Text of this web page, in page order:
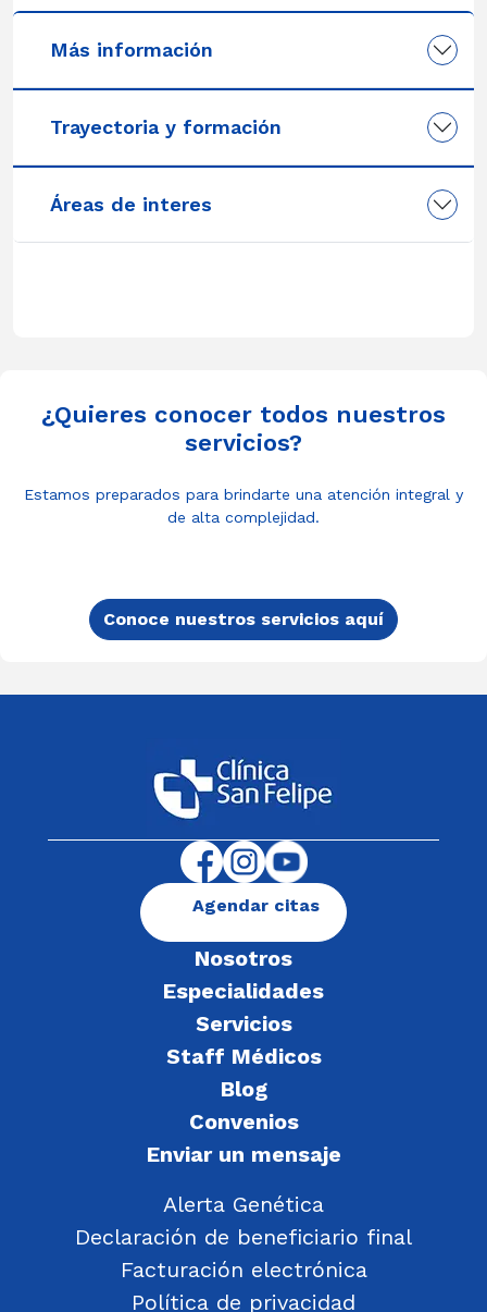
Más información
Trayectoria y formación
Áreas de interes
¿Quieres conocer todos nuestros
servicios?
Estamos preparados para brindarte una atención integral y
de alta complejidad.
Conoce nuestros servicios aquí
Nosotros
Especialidades
Servicios
Staff Médicos
Blog
Convenios
Enviar un mensaje
Alerta Genética
Declaración de beneficiario final
Facturación electrónica
Política de privacidad
Agendar citas